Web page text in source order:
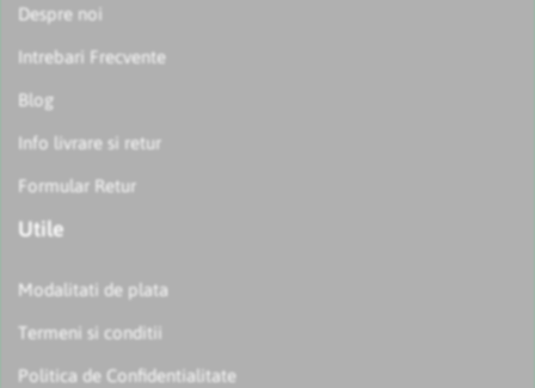
Despre noi
Intrebari Frecvente
Blog
Info livrare si retur
Formular Retur
Utile
Modalitati de plata
Termeni si conditii
Politica de Confidentialitate